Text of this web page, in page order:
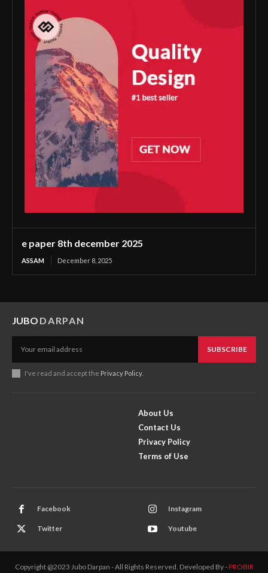
e paper 8th december 2025
ASSAM December 8, 2025
JUBO DARPAN
SUBSCRIBE
I've read and accept the Privacy Policy.
About Us
Contact Us
Privacy Policy
Terms of Use
Facebook Instagram
Twitter Youtube
Copyright @2023 Jubo Darpan - All Rights Reserved. Developed By -PROBIR